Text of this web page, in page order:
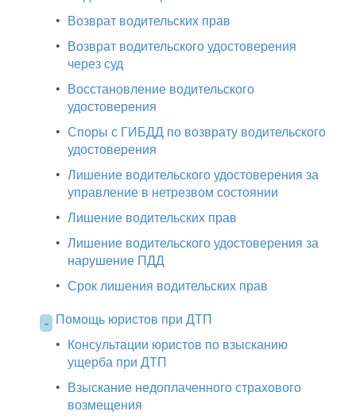
• Возврат водительских прав
• Возврат водительского удостоверения
через суд
• Восстановление водительского
удостоверения
• Споры с ГИБДД по возврату водительского
удостоверения
• Лишение водительского удостоверения за
управление в нетрезвом состоянии
• Лишение водительских прав
• Лишение водительского удостоверения за
нарушение ПДД
• Срок лишения водительских прав
- Помощь юристов при ДТП
• Консультации юристов по взысканию
ущерба при ДТП
• Взыскание недоплаченного страхового
возмещения